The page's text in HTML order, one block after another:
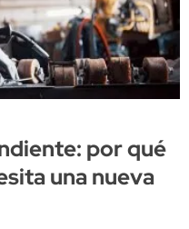
por qué
una nueva